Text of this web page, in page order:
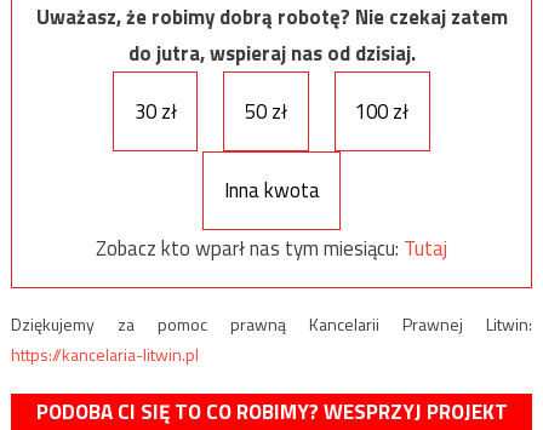
Uważasz, że robimy dobrą robotę? Nie czekaj zatem
do jutra, wspieraj nas od dzisiaj.
30 zł
50 zł 100 zł
Inna kwota
Zobacz kto wparł nas tym miesiącu: Tutaj
Dziękujemy za pomoc prawną Kancelarii Prawnej Litwin:
https://kancelaria-litwin.pl
PODOBA CI SIĘ TO CO ROBIMY? WESPRZYJ PROJEKT